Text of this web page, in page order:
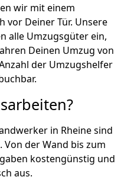
wir mit einem
Deiner Tür. Unsere
alle Umzugsgüter ein,
Deinen Umzug von
der Umzugshelfer
in Rheine sind
. Von der Wand bis zum
kostengünstig und
aus.